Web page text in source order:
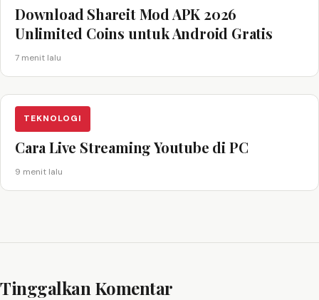
Download Shareit Mod APK 2026
Unlimited Coins untuk Android Gratis
7 menit lalu
TEKNOLOGI
Cara Live Streaming Youtube di PC
9 menit lalu
Tinggalkan Komentar